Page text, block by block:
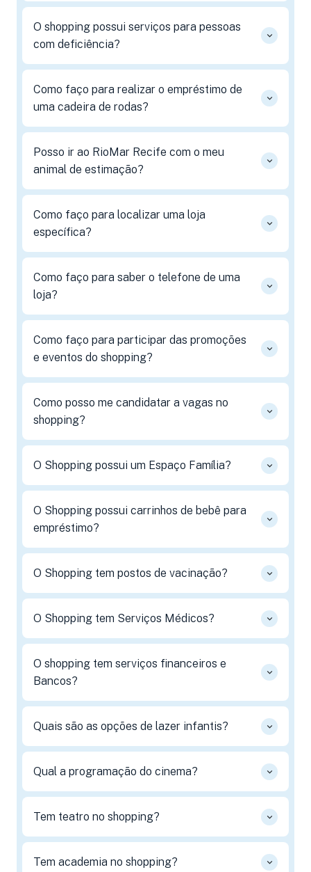
O shopping possui serviços para pessoas
com deficiência?
Como faço para realizar o empréstimo de
uma cadeira de rodas?
Posso ir ao RioMar Recife com o meu
animal de estimação?
Como faço para localizar uma loja
específica?
Como faço para saber o telefone de uma
loja?
Como faço para participar das promoções
e eventos do shopping?
Como posso me candidatar a vagas no
shopping?
O Shopping possui um Espaço Família?
O Shopping possui carrinhos de bebê para
empréstimo?
O Shopping tem postos de vacinação?
O Shopping tem Serviços Médicos?
O shopping tem serviços financeiros e
Bancos?
Quais são as opções de lazer infantis?
Qual a programação do cinema?
Tem teatro no shopping?
Tem academia no shopping?